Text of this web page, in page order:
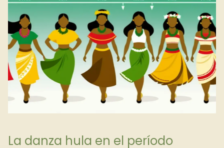
La danza hula en el período